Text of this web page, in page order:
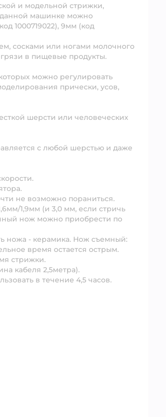
и модельной стрижки,
машинке можно
1000719022), 9мм (код
сосками или ногами молочного
в пищевые продукты.
можно регулировать
прически, усов,
шерсти или человеческих
с любой шерстью и даже
не возможно пораниться.
1,9мм (и 3,0 мм, если стричь
нож можно приобрести по
ножа - керамика. Нож съемный:
время остается острым.
стрижки.
кабеля 2,5метра).
в течение 4,5 часов.